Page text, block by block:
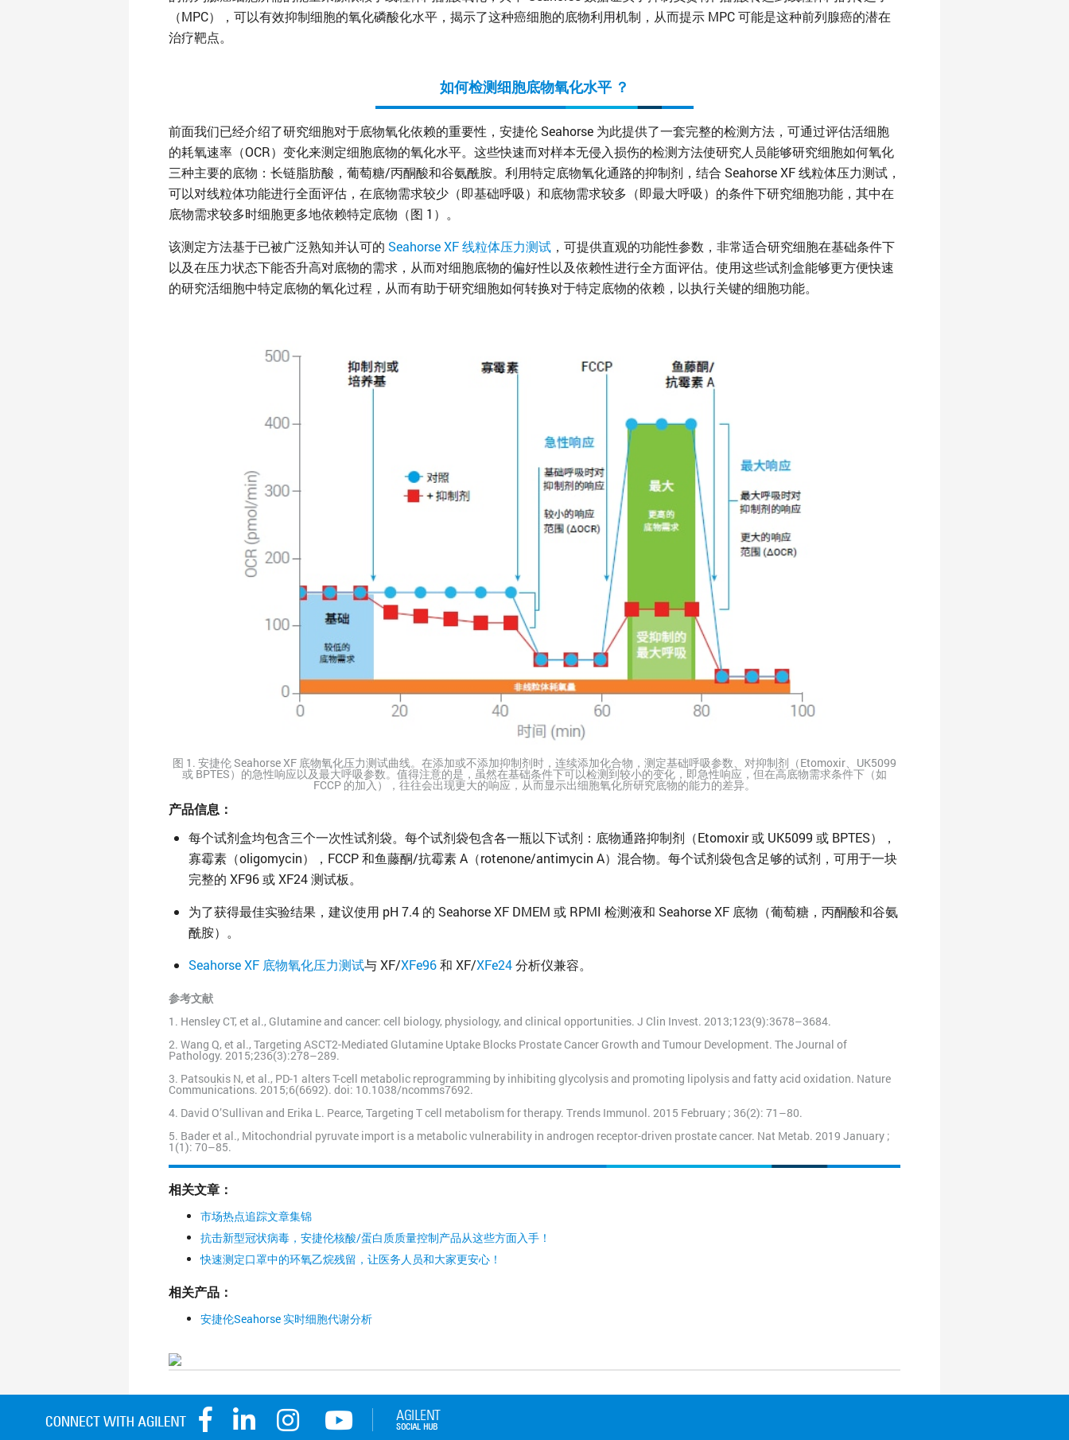
（MPC），可以有效抑制细胞的氧化磷酸化水平，揭示了这种癌细胞的底物利用机制，从而提示 MPC 可能是这种前列腺癌的潜在
治疗靶点。
如何检测细胞底物氧化水平 ？
前面我们已经介绍了研究细胞对于底物氧化依赖的重要性，安捷伦 Seahorse 为此提供了一套完整的检测方法，可通过评估活细胞
的耗氧速率（OCR）变化来测定细胞底物的氧化水平。这些快速而对样本无侵入损伤的检测方法使研究人员能够研究细胞如何氧化
三种主要的底物：长链脂肪酸，葡萄糖/丙酮酸和谷氨酰胺。利用特定底物氧化通路的抑制剂，结合 Seahorse XF 线粒体压力测试，
可以对线粒体功能进行全面评估，在底物需求较少（即基础呼吸）和底物需求较多（即最大呼吸）的条件下研究细胞功能，其中在
底物需求较多时细胞更多地依赖特定底物（图 1）。
该测定方法基于已被广泛熟知并认可的 Seahorse XF 线粒体压力测试 ，可提供直观的功能性参数，非常适合研究细胞在基础条件下
以及在压力状态下能否升高对底物的需求，从而对细胞底物的偏好性以及依赖性进行全方面评估。使用这些试剂盒能够更方便快速
的研究活细胞中特定底物的氧化过程，从而有助于研究细胞如何转换对于特定底物的依赖，以执行关键的细胞功能。
图 1. 安捷伦 Seahorse XF 底物氧化压力测试曲线。在添加或不添加抑制剂时，连续添加化合物，测定基础呼吸参数、对抑制剂（Etomoxir、UK5099
或 BPTES）的急性响应以及最大呼吸参数。值得注意的是，虽然在基础条件下可以检测到较小的变化，即急性响应，但在高底物需求条件下（如
FCCP 的加入），往往会出现更大的响应，从而显示出细胞氧化所研究底物的能力的差异。
产品信息：
每个试剂盒均包含三个一次性试剂袋。每个试剂袋包含各一瓶以下试剂：底物通路抑制剂（Etomoxir 或 UK5099 或 BPTES），
寡霉素（oligomycin），FCCP 和鱼藤酮/抗霉素 A（rotenone/antimycin A）混合物。每个试剂袋包含足够的试剂，可用于一块
完整的 XF96 或 XF24 测试板。
为了获得最佳实验结果，建议使用 pH 7.4 的 Seahorse XF DMEM 或 RPMI 检测液和 Seahorse XF 底物（葡萄糖，丙酮酸和谷氨
酰胺）。
Seahorse XF 底物氧化压力测试与 XF/XFe96和 XF/XFe24分析仪兼容。
参考文献
1. Hensley CT, et al., Glutamine and cancer: cell biology, physiology, and clinical opportunities. J Clin Invest. 2013;123(9):3678–3684.
2. Wang Q, et al., Targeting ASCT2-Mediated Glutamine Uptake Blocks Prostate Cancer Growth and Tumour Development. The Journal of
Pathology. 2015;236(3):278–289.
3. Patsoukis N, et al., PD-1 alters T-cell metabolic reprogramming by inhibiting glycolysis and promoting lipolysis and fatty acid oxidation. Nature
Communications. 2015;6(6692). doi: 10.1038/ncomms7692.
4. David O’Sullivan and Erika L. Pearce, Targeting T cell metabolism for therapy. Trends Immunol. 2015 February ; 36(2): 71–80.
5. Bader et al., Mitochondrial pyruvate import is a metabolic vulnerability in androgen receptor-driven prostate cancer. Nat Metab. 2019 January ;
1(1): 70–85.
相关文章：
市场热点追踪文章集锦
抗击新型冠状病毒，安捷伦核酸/蛋白质质量控制产品从这些方面入手！
快速测定口罩中的环氧乙烷残留，让医务人员和大家更安心！
相关产品：
安捷伦Seahorse 实时细胞代谢分析